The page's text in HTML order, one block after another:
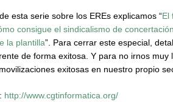
esta serie sobre los EREs explicamos “El
consigue el sindicalismo de concertación
la plantilla”. Para cerrar este especial,
de forma exitosa. Y para no irnos muy
exitosas en nuestro propio
http://www.cgtinformatica.org/